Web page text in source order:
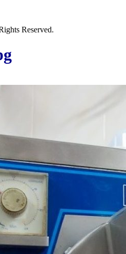
Reserved.